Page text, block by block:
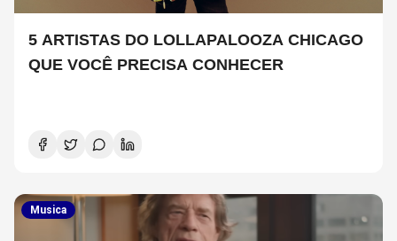
5 ARTISTAS DO LOLLAPALOOZA CHICAGO
QUE VOCÊ PRECISA CONHECER
Musica